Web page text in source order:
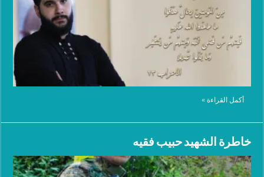
أكمل القراءة »
خاطرة الشهيد حبيب فقيه